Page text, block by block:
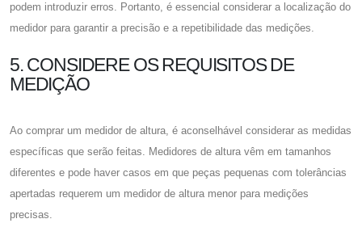
podem introduzir erros. Portanto, é essencial considerar a localização do
medidor para garantir a precisão e a repetibilidade das medições.
5. CONSIDERE OS REQUISITOS DE
MEDIÇÃO
Ao comprar um medidor de altura, é aconselhável considerar as medidas
específicas que serão feitas. Medidores de altura vêm em tamanhos
diferentes e pode haver casos em que peças pequenas com tolerâncias
apertadas requerem um medidor de altura menor para medições
precisas.